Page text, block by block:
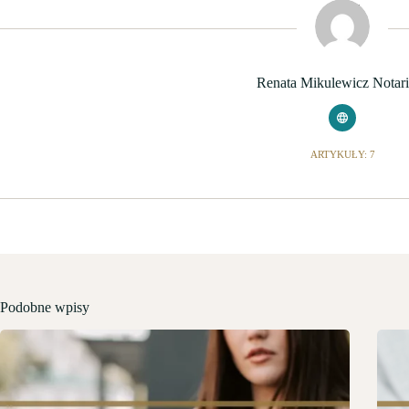
Renata Mikulewicz
ARTYKUŁY: 7
Podobne wpisy